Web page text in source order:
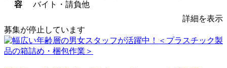
容
バイト・請負他
詳細を表示
募集が停止しています